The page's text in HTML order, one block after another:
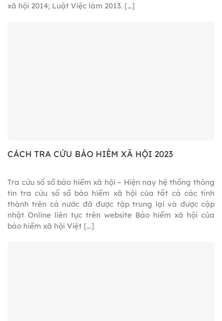
xã hội 2014; Luật Việc làm 2013. […]
CÁCH TRA CỨU BẢO HIỂM XÃ HỘI 2023
Tra cứu số sổ bảo hiểm xã hội – Hiện nay hệ thống thông
tin tra cứu số sổ bảo hiểm xã hội của tất cả các tỉnh
thành trên cả nước đã được tập trung lại và được cập
nhật Online liên tục trên website Bảo hiểm xã hội của
bảo hiểm xã hội Việt […]